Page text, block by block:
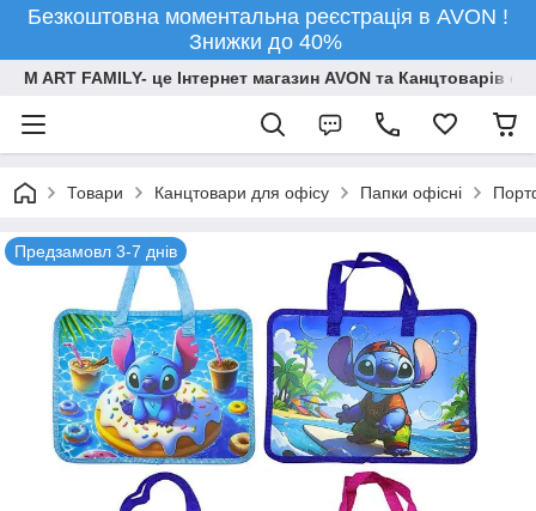
Безкоштовна моментальна реєстрація в AVON !
Знижки до 40%
M ART FAMILY- це Інтернет магазин AVON та Канцтоварів
Товари Канцтовари для офiсу Папки офісні
Предзамовл 3-7 днів